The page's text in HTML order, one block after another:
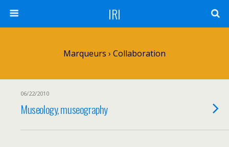
IRI
Marqueurs › Collaboration
06/22/2010
Museology, museography